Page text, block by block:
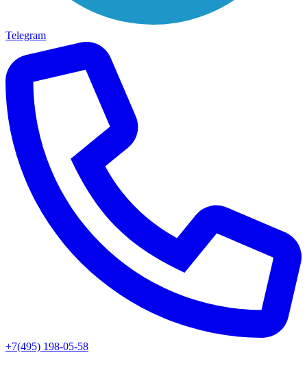
Telegram
+7(495) 198-05-58